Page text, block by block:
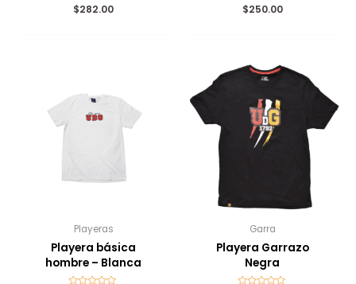
Valorado
con$282.00
Valorado
con$250.00
Playeras
Playera básica
hombre – Blanca
Garra
Playera Garrazo
Negra